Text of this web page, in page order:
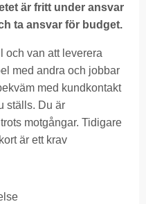
är fritt under ansvar
ta ansvar för budget.
och van att leverera
med andra och jobbar
med kundkontakt
ställs. Du är
motgångar. Tidigare
är ett krav